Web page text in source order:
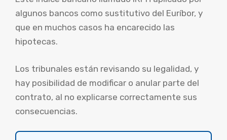
algunos bancos como sustitutivo del Euríbor, y
que en muchos casos ha encarecido las
hipotecas.
Los tribunales están revisando su legalidad, y
hay posibilidad de modificar o anular parte del
contrato, al no explicarse correctamente sus
consecuencias.